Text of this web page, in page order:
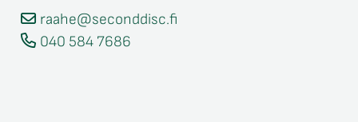
raahe@seconddisc.fi
040 584 7686